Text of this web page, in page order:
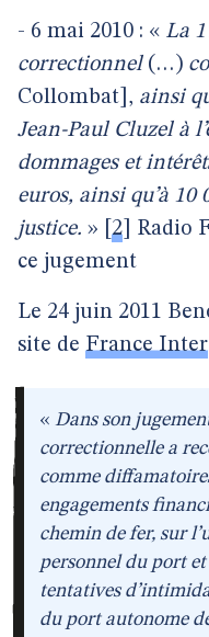
- 6 mai 2010 : « La
correctionnel (…)
Collombat], ainsi
Jean-Paul Cluzel à
dommages et
euros, ainsi qu’à 10
justice. » 2
Radio
ce jugement
Le 24 juin 2011
site de France Inter
« Dans son
correctionnelle a
comme
engagements
chemin de fer, sur
personnel du port
tentatives
du port autonome